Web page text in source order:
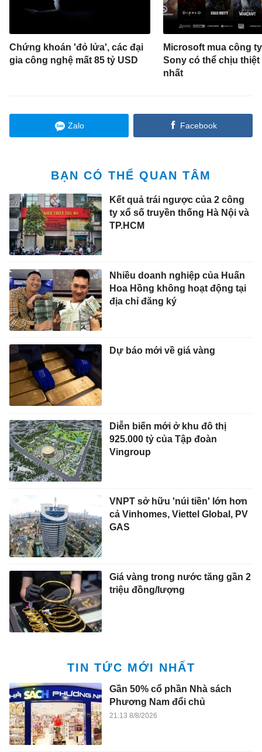
Chứng khoán 'đỏ lửa', các đại
gia công nghệ mất 85 tỷ USD
Microsoft mua công
Sony có thể chịu thiệt
nhất
Zalo Facebook
BẠN CÓ THỂ QUAN TÂM
Kết quả trái ngược của 2 công
ty xổ số truyền thống Hà Nội và
TP.HCM
Nhiều doanh nghiệp của Huấn
Hoa Hồng không hoạt động tại
địa chỉ đăng ký
Dự báo mới về giá vàng
Diễn biến mới ở khu đô thị
925.000 tỷ của Tập đoàn
Vingroup
VNPT sở hữu 'núi tiền' lớn hơn
cả Vinhomes, Viettel Global, PV
GAS
Giá vàng trong nước tăng gần 2
triệu đồng/lượng
TIN TỨC MỚI NHẤT
Gần 50% cổ phần Nhà sách
Phương Nam đổi chủ
21:13 8/8/2026